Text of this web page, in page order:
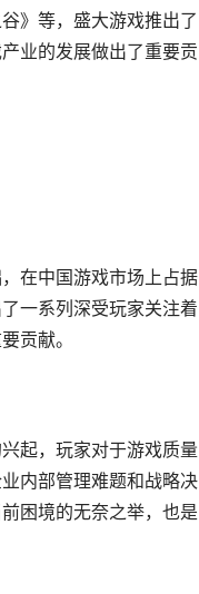
》等，盛大游戏推出了
业的发展做出了重要贡
在中国游戏市场上占据
一系列深受玩家关注着
贡献。
起，玩家对于游戏质量
内部管理难题和战略决
困境的无奈之举，也是